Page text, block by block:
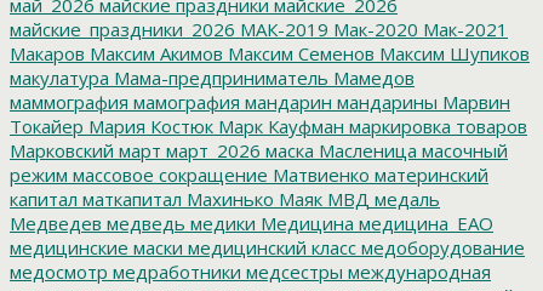
май_2026 майские праздники майские_2026
майские_праздники_2026 МАК-2019 Мак-2020 Мак-2021
Макаров Максим Акимов Максим Семенов Максим Шупиков
макулатура Мама-предприниматель Мамедов
маммография мамография мандарин мандарины Марвин
Токайер Мария Костюк Марк Кауфман маркировка товаров
Марковский март март_2026 маска Масленица масочный
режим массовое сокращение Матвиенко материнский
капитал маткапитал Махинько Маяк МВД медаль
Медведев медведь медики Медицина медицина_ЕАО
медицинские маски медицинский класс медоборудование
медосмотр медработники медсестры международная